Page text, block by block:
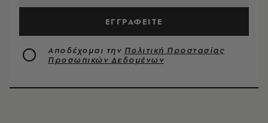
ΕΓΓΡΑΦΕΙΤΕ
Αποδέχομαι την Πολιτική Προστασίας
Προσωπικών Δεδομένων